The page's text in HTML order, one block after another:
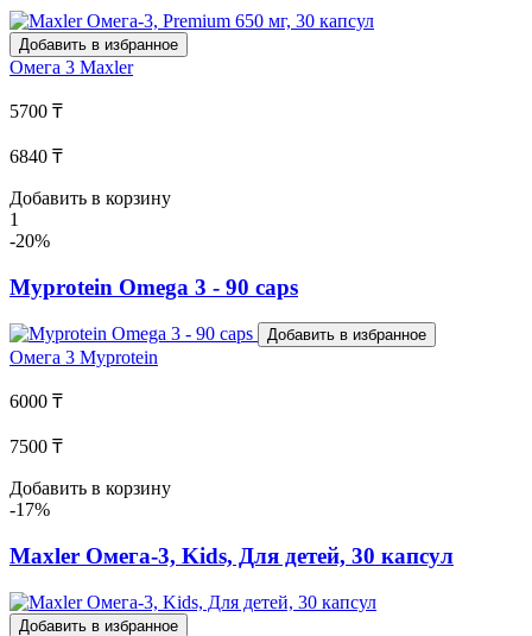
Добавить в избранное
Омега 3 Maxler
5700 ₸
6840 ₸
Добавить в корзину
1
-20%
Myprotein Omega 3 - 90 caps
Добавить в избранное
Омега 3 Myprotein
6000 ₸
7500 ₸
Добавить в корзину
-17%
Maxler Омега-3, Kids, Для детей, 30 капсул
Добавить в избранное